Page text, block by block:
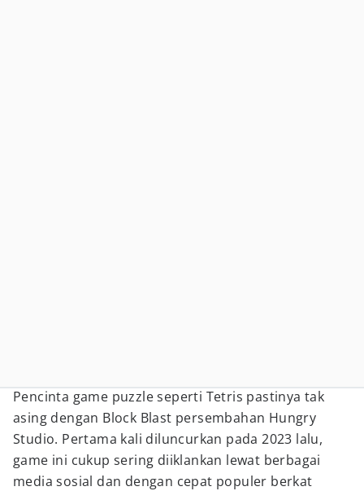
Pencinta game puzzle seperti Tetris pastinya tak
asing dengan Block Blast persembahan Hungry
Studio. Pertama kali diluncurkan pada 2023 lalu,
game ini cukup sering diiklankan lewat berbagai
media sosial dan dengan cepat populer berkat